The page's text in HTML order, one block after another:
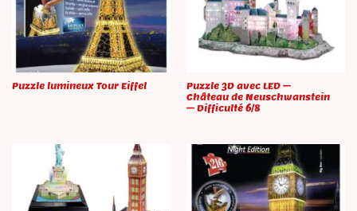
Puzzle lumineux Tour Eiffel
Puzzle 3D avec LED –
Château de Neuschwanstein
– Difficulté 6/8